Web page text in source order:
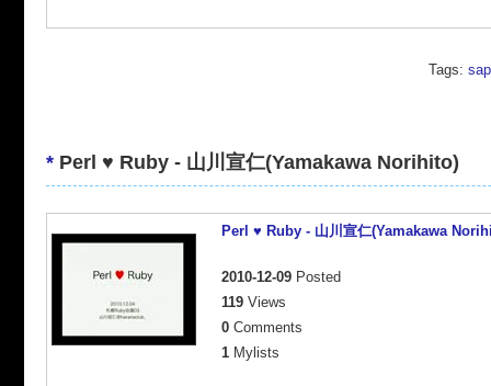
Tags:
* Perl ♥ Ruby - 山川宣仁(Yamakawa Norihito)
Perl ♥ Ruby - 山川宣仁(Yamakawa
2010-12-09 Posted
119 Views
0 Comments
1 Mylists